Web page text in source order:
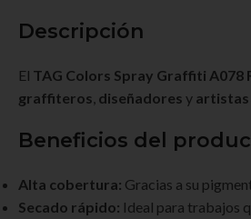
Descripción
El TAG Colors Spray Graffiti A078
graffiteros, diseñadores y artistas
Beneficios del
Alta cobertura: Gracias a su
Secado rápido: Ideal para trabajos